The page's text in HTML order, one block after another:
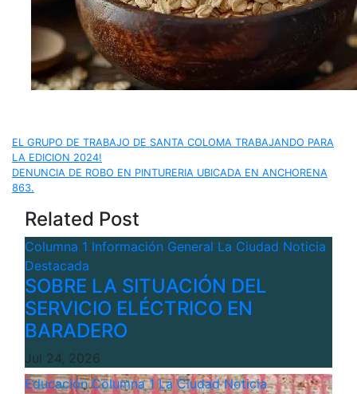
Navegación
de
entradas
EL GRUPO DE TRABAJO DE SANTA COLOMA TRABAJANDO PARA
LA EDICION 2024!
DENUNCIA DE ROBO EN PINTURERIA UBICADA EN ANCHORENA
863.
Related Post
Columna 1 Información General La Ciudad Noticia
Destacada
SOBRE LA SITUACIÓN DEL
SERVICIO ELÉCTRICO EN
BARADERO
Jul 24, 2026
EducaciónColumna 1 La CiudadNoticia